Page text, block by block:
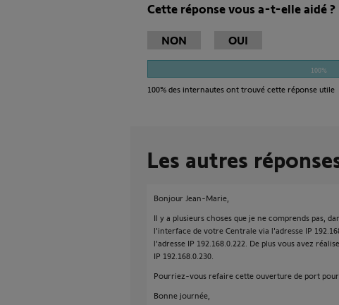
Cette réponse vous a-t-elle aidé ?
NON OUI
100%
100% des internautes ont trouvé cette réponse utile
Les autres
Bonjour Jean-Marie,
Il y a plusieurs choses que je ne comprends pas,
l'interface de votre Centrale via l'adresse IP
l'adresse IP 192.168.0.222. De plus vous avez
IP 192.168.0.230.
Pourriez-vous refaire cette ouverture de port pour
Bonne journée,